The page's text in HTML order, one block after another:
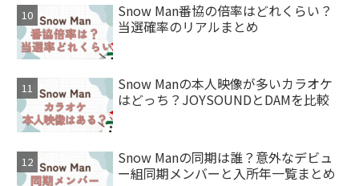
Snow Man番協の倍率はどれくらい？
当選確率のリアルまとめ
Snow Manの本人映像が多いカラオケ
はどっち？JOYSOUNDとDAMを比較
Snow Manの同期は誰？意外なデビュ
ー組同期メンバーと入所年一覧まとめ